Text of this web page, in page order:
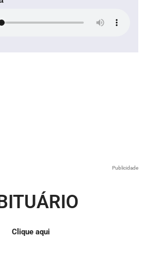
Publicidade
Clique aqui